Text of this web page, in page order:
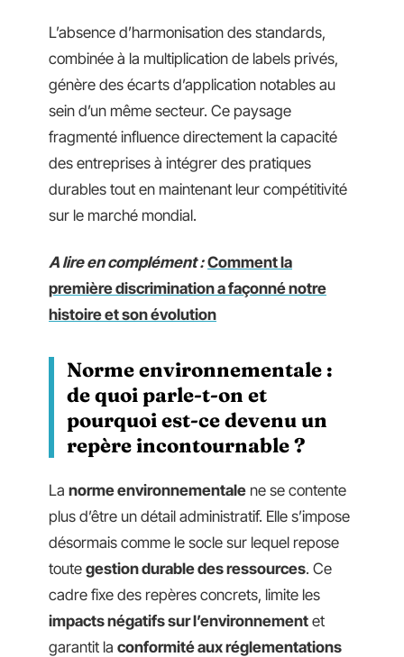
L’absence d’harmonisation des standards,
combinée à la multiplication de labels privés,
génère des écarts d’application notables au
sein d’un même secteur. Ce paysage
fragmenté influence directement la capacité
des entreprises à intégrer des pratiques
durables tout en maintenant leur compétitivité
sur le marché mondial.
A lire en complément : Comment la
première discrimination a façonné notre
histoire et son évolution
Norme environnementale :
de quoi parle-t-on et
pourquoi est-ce devenu un
repère incontournable ?
La norme environnementale ne se contente
plus d’être un détail administratif. Elle s’impose
désormais comme le socle sur lequel repose
toute gestion durable des ressources. Ce
cadre fixe des repères concrets, limite les
impacts négatifs sur l’environnement et
garantit la conformité aux réglementations